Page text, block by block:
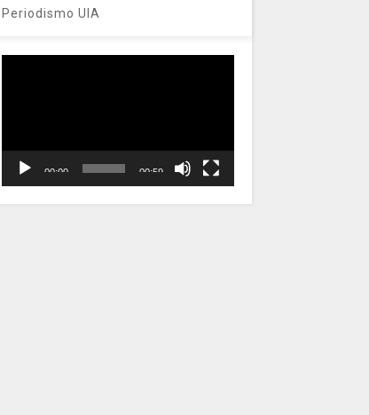
Periodismo UIA
00:00 00:59